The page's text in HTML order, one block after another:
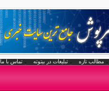
مطالب تازه تبلیغات در بیتوته تماس با ما